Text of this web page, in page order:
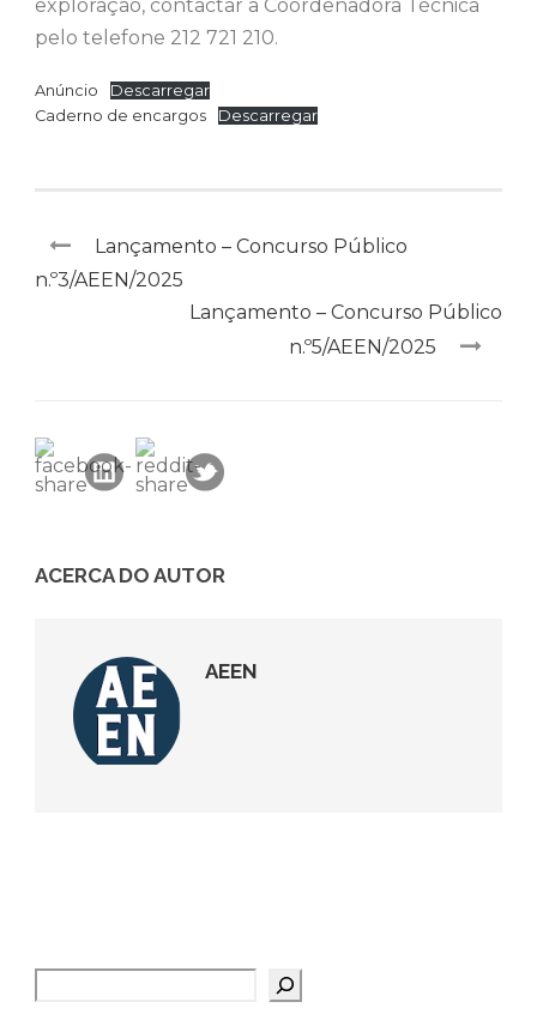
exploração, contactar a Coordenadora Técnica
pelo telefone 212 721 210.
Anúncio
Descarregar
Caderno de encargos
Descarregar
Lançamento – Concurso Público
n.º3/AEEN/2025
Lançamento – Concurso Público
n.º5/AEEN/2025
ACERCA DO AUTOR
AEEN